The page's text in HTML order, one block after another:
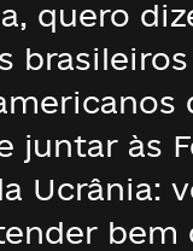
quero
juntar às
Ucrânia:
bem